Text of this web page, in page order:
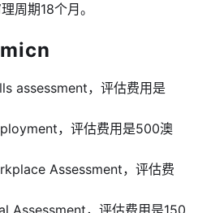
周期18个月。
assessment，评估费用是
，评估费用是500澳
Assessment，评估费
Assessment，评估费用是150